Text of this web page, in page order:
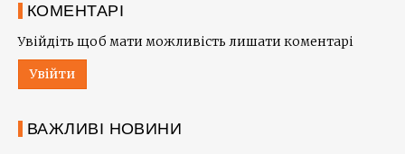
КОМЕНТАРІ
Увійдіть щоб мати можливість лишати коментарі
Увійти
ВАЖЛИВІ НОВИНИ